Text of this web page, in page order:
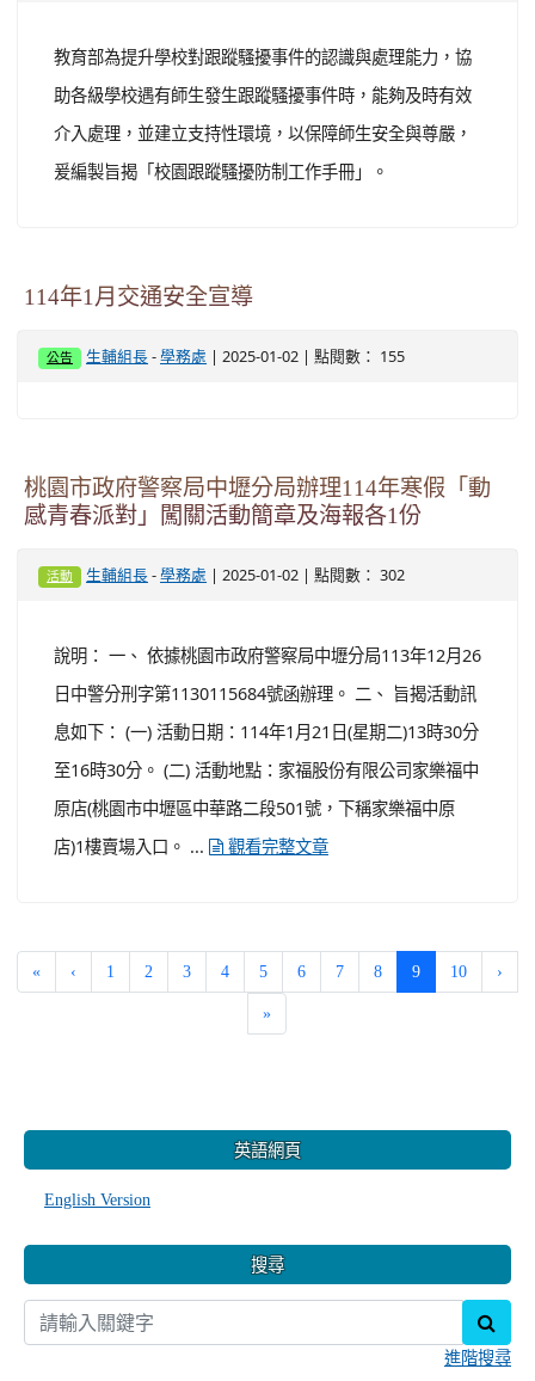
教育部為提升學校對跟蹤騷擾事件的認識與處理能力，協
助各級學校遇有師生發生跟蹤騷擾事件時，能夠及時有效
介入處理，並建立支持性環境，以保障師生安全與尊嚴，
爰編製旨揭「校園跟蹤騷擾防制工作手冊」。
114年1月交通安全宣導
公告 生輔組長 -學務處 | 2025-01-02 | 點閱數： 155
桃園市政府警察局中壢分局辦理114年寒假「動
感青春派對」闖關活動簡章及海報各1份
活動 生輔組長 -學務處 | 2025-01-02 | 點閱數： 302
說明： 一、 依據桃園市政府警察局中壢分局113年12月26
日中警分刑字第1130115684號函辦理。 二、 旨揭活動訊
息如下： (一) 活動日期：114年1月21日(星期二)13時30分
至16時30分。 (二) 活動地點：家福股份有限公司家樂福中
原店(桃園市中壢區中華路二段501號，下稱家樂福中原
店)1樓賣場入口。 ...
觀看完整文章
« ‹ 1 2 3 4 5 6 7 8 9(current)
10 ›
»
英語網頁
English Version
搜尋
進階搜尋